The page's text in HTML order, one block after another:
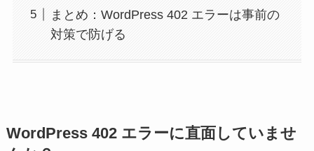
まとめ：WordPress 402 エラーは事前の
対策で防げる
WordPress 402 エラーに直面していませ